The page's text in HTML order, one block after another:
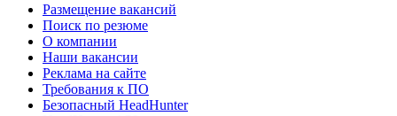
Размещение вакансий
Поиск по резюме
О компании
Наши вакансии
Реклама на сайте
Требования к ПО
Безопасный HeadHunter